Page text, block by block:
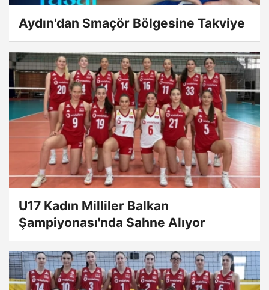
Aydın'dan Smaçör Bölgesine Takviye
U17 Kadın Milliler Balkan
Şampiyonası'nda Sahne Alıyor